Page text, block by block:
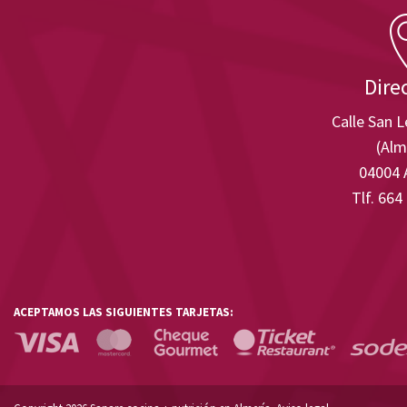
Calle San
04004
Tlf. 664
ACEPTAMOS LAS SIGUIENTES TARJETAS: